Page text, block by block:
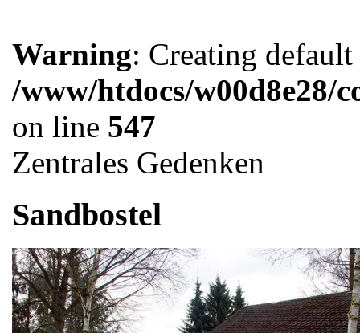
Warning: Creating
/www/htdocs/w00d8e28/
on line 547
Zentrales Gedenken
Sandbostel